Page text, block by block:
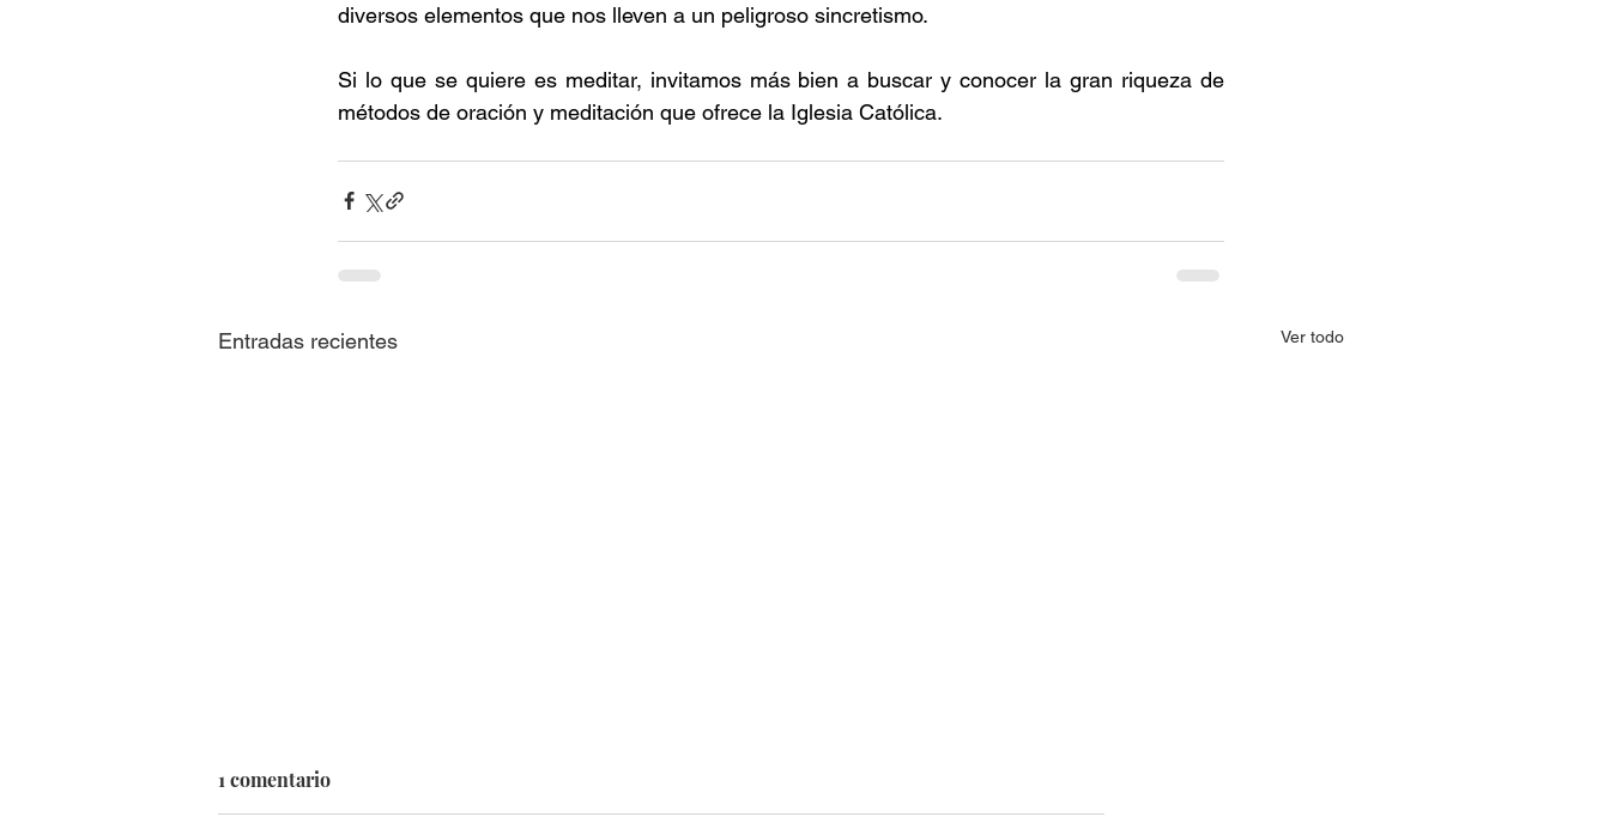
diversos elementos que nos lleven a un peligroso sincretismo.
Si lo que se quiere es meditar, invitamos más bien a buscar y conocer la gran riqueza de
métodos de oración y meditación que ofrece la Iglesia Católica.
Entradas recientes Ver todo
1 comentario